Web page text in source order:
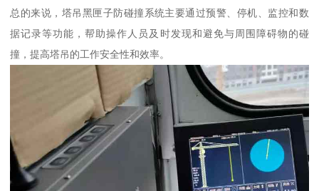
总的来说，塔吊黑匣子防碰撞系统主要通过预警、停机、监控和数
据记录等功能，帮助操作人员及时发现和避免与周围障碍物的碰
撞，提高塔吊的工作安全性和效率。